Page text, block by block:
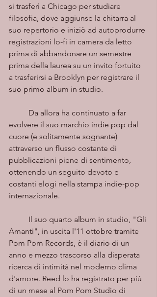
si trasferì a Chicago per studiare
filosofia, dove aggiunse la chitarra al
suo repertorio e iniziò ad autoprodurre
registrazioni lo-fi in camera da letto
prima di abbandonare un semestre
prima della laurea su un invito fortuito
a trasferirsi a Brooklyn per registrare il
suo primo album in studio.
evolvere il suo marchio indie pop dal
cuore (e solitamente sognante)
attraverso un flusso costante di
pubblicazioni piene di sentimento,
ottenendo un seguito devoto e
costanti elogi nella stampa indie-pop
internazionale.
Amanti", in uscita l'11 ottobre tramite
Pom Pom Records, è il diario di un
anno e mezzo trascorso alla disperata
ricerca di intimità nel moderno clima
d'amore. Reed lo ha registrato per più
di un mese al Pom Pom Studio di